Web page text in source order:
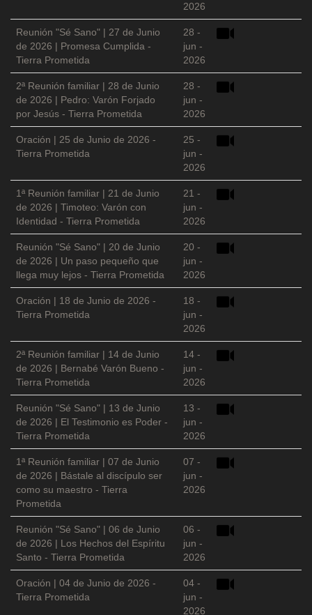
2026
Reunión "Sé Sano" | 27 de Junio
de 2026 | Promesa Cumplida -
Tierra Prometida
28 -
jun -
2026
2ª Reunión familiar | 28 de Junio
de 2026 | Pedro: Varón Forjado
por Jesús - Tierra Prometida
28 -
jun -
2026
Oración | 25 de Junio de 2026 -
Tierra Prometida
25 -
jun -
2026
1ª Reunión familiar | 21 de Junio
de 2026 | Timoteo: Varón con
Identidad - Tierra Prometida
21 -
jun -
2026
Reunión "Sé Sano" | 20 de Junio
de 2026 | Un paso pequeño que
llega muy lejos - Tierra Prometida
20 -
jun -
2026
Oración | 18 de Junio de 2026 -
Tierra Prometida
18 -
jun -
2026
2ª Reunión familiar | 14 de Junio
de 2026 | Bernabé Varón Bueno -
Tierra Prometida
14 -
jun -
2026
Reunión "Sé Sano" | 13 de Junio
de 2026 | El Testimonio es Poder -
Tierra Prometida
13 -
jun -
2026
1ª Reunión familiar | 07 de Junio
de 2026 | Bástale al discípulo ser
como su maestro - Tierra
Prometida
07 -
jun -
2026
Reunión "Sé Sano" | 06 de Junio
de 2026 | Los Hechos del Espíritu
Santo - Tierra Prometida
06 -
jun -
2026
Oración | 04 de Junio de 2026 -
Tierra Prometida
04 -
jun -
2026